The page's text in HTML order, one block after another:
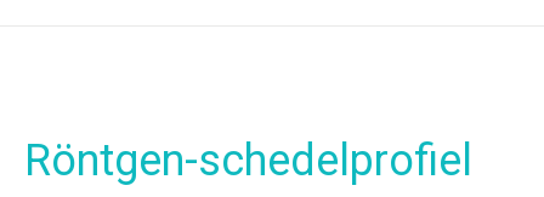
Röntgen-schedelprofiel